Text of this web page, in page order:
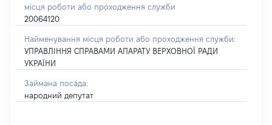
місця роботи або проходження служби
20064120
Найменування місця роботи або проходження служби:
УПРАВЛІННЯ СПРАВАМИ АПАРАТУ ВЕРХОВНОЇ РАДИ
УКРАЇНИ
Займана посада:
народний депутат